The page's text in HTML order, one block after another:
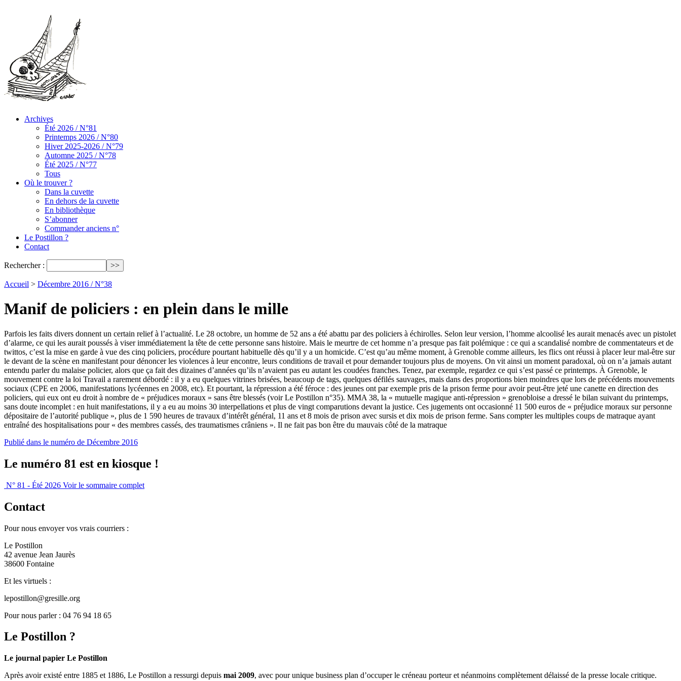
Archives
Été 2026 / N°81
Printemps 2026 / N°80
Hiver 2025-2026 / N°79
Automne 2025 / N°78
Été 2025 / N°77
Tous
Où le trouver ?
Dans la cuvette
En dehors de la cuvette
En bibliothèque
S’abonner
Commander anciens n°
Le Postillon ?
Contact
Rechercher :
Accueil > Décembre 2016 / N°38
Manif de policiers : en plein dans le mille
Parfois les faits divers donnent un certain relief à l’actualité. Le 28 octobre, un homme de 52 ans a été abattu par des policiers à échirolles. Selon leur version, l’homme alcoolisé les aurait menacés avec un pistolet
d’alarme, ce qui les aurait poussés à viser immédiatement la tête de cette personne sans histoire. Mais le meurtre de cet homme n’a presque pas fait polémique : ce qui a scandalisé nombre de commentateurs et de
twittos, c’est la mise en garde à vue des cinq policiers, procédure pourtant habituelle dès qu’il y a un homicide. C’est qu’au même moment, à Grenoble comme ailleurs, les flics ont réussi à placer leur mal-être sur
le devant de la scène en manifestant pour dénoncer les violences à leur encontre, leurs conditions de travail et pour demander toujours plus de moyens. On vit ainsi un moment paradoxal, où on n’a jamais autant
entendu parler du malaise policier, alors que ça fait des dizaines d’années qu’ils n’avaient pas eu autant les coudées franches. Tenez, par exemple, regardez ce qui s’est passé ce printemps. À Grenoble, le
mouvement contre la loi Travail a rarement débordé : il y a eu quelques vitrines brisées, beaucoup de tags, quelques défilés sauvages, mais dans des proportions bien moindres que lors de précédents mouvements
sociaux (CPE en 2006, manifestations lycéennes en 2008, etc). Et pourtant, la répression a été féroce : des jeunes ont par exemple pris de la prison ferme pour avoir peut-être jeté une canette en direction des
policiers, qui eux ont eu droit à nombre de « préjudices moraux » sans être blessés (voir Le Postillon n°35). MMA 38, la « mutuelle magique anti-répression » grenobloise a dressé le bilan suivant du printemps,
sans doute incomplet : en huit manifestations, il y a eu au moins 30 interpellations et plus de vingt comparutions devant la justice. Ces jugements ont occasionné 11 500 euros de « préjudice moraux sur personne
dépositaire de l’autorité publique », plus de 1 590 heures de travaux d’intérêt général, 11 ans et 8 mois de prison avec sursis et dix mois de prison ferme. Sans compter les multiples coups de matraque ayant
entraîné des hospitalisations pour « des membres cassés, des traumatismes crâniens ». Il ne fait pas bon être du mauvais côté de la matraque
Publié dans le numéro de Décembre 2016
Le numéro 81 est en kiosque !
N° 81 - Été 2026 Voir le sommaire complet
Contact
Pour nous envoyer vos vrais courriers :
Le Postillon
42 avenue Jean Jaurès
38600 Fontaine
Et les virtuels :
lepostillon@gresille.org
Pour nous parler : 04 76 94 18 65
Le Postillon ?
Le journal papier Le Postillon
Après avoir existé entre 1885 et 1886, Le Postillon a ressurgi depuis mai 2009, avec pour unique business plan d’occuper le créneau porteur et néanmoins complètement délaissé de la presse locale critique.